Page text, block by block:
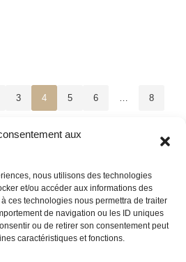
aux
nous utilisons des technologies
et/ou accéder aux informations des
ces technologies nous permettra de traiter
de navigation ou les ID uniques
ou de retirer son consentement peut
caractéristiques et fonctions.
3 4 5 6 … 8